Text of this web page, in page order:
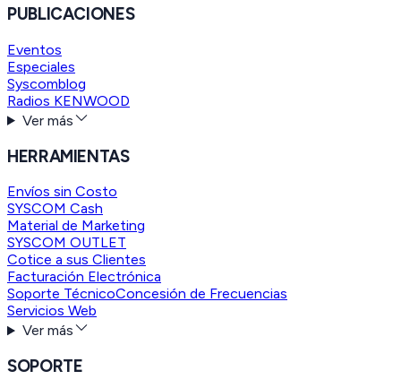
PUBLICACIONES
Eventos
Especiales
Syscomblog
Radios KENWOOD
Ver más
HERRAMIENTAS
Envíos sin Costo
SYSCOM Cash
Material de Marketing
SYSCOM OUTLET
Cotice a sus Clientes
Facturación Electrónica
Soporte TécnicoConcesión de Frecuencias
Servicios Web
Ver más
SOPORTE